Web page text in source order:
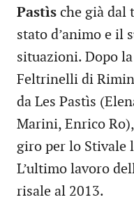
Pastìs che già dal
stato d’animo e il
situazioni. Dopo
Feltrinelli di
da Les Pastìs
Marini, Enrico
giro per lo Stivale
L’ultimo lavoro
risale al 2013.